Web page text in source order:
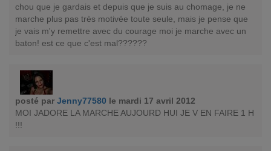
chou que je gardais et depuis que je suis au chomage, je ne
marche plus pas très motivée toute seule, mais je pense que
je vais m'y remettre avec du courage moi je marche avec un
baton! est ce que c'est mal??????
posté par Jenny77580 le mardi 17 avril 2012
MOI JADORE LA MARCHE AUJOURD HUI JE V EN FAIRE 1 H
!!!